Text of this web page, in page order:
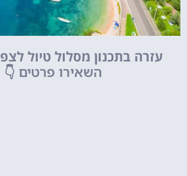
עזרה בתכנון מסלול טיול
השאירו פרטים 👇